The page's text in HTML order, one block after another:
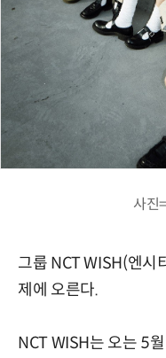
사진
그룹 NCT WISH(엔시
제에 오른다.
NCT WISH는 오는 5